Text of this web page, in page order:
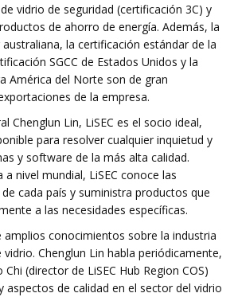
vidrio de seguridad (certificación 3C) y
de ahorro de energía. Además, la
la certificación estándar de la
SGCC de Estados Unidos y la
América del Norte son de gran
de la empresa.
Chenglun Lin, LiSEC es el socio ideal,
para resolver cualquier inquietud y
y software de la más alta calidad.
nivel mundial, LiSEC conoce las
cada país y suministra productos que
a las necesidades específicas.
amplios conocimientos sobre la industria
Chenglun Lin habla periódicamente,
(director de LiSEC Hub Region COS)
aspectos de calidad en el sector del vidrio